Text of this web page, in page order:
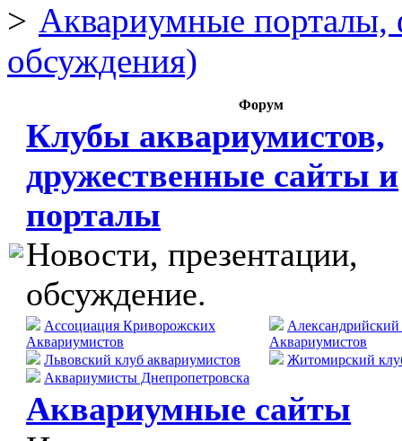
Аквариумные
обсуждения)
Форум
Клубы аквариумистов,
дружественные сайты и
порталы
Новости, презентации,
обсуждение.
Ассоциация Криворожских
Аквариумистов
Львовский клуб аквариумистов
Аквариумисты Днепропетровска
Аквариумистов
Житомирский
Аквариумные сайты